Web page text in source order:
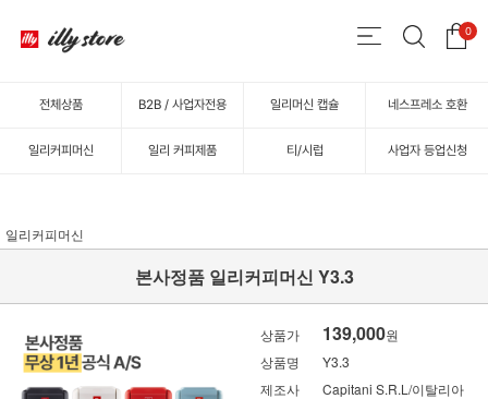
0
전체상품 B2B / 사업자전용 일리머신 캡슐 네스프레소 호환
일리커피머신 일리 커피제품 티/시럽 사업자 등업신청
일리커피머신
본사정품 일리커피머신 Y3.3
상품가 139,000원
상품명
Y3.3
제조사
Capitani S.R.L/이탈리아